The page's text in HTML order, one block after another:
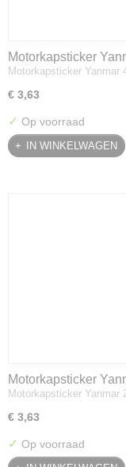
Motorkapsticker
Motorkapsticker Yanmar
€ 3,63
✓ Op voorraad
IN WINKELWAGEN
Motorkapsticker
Motorkapsticker Yanmar
€ 3,63
✓ Op voorraad